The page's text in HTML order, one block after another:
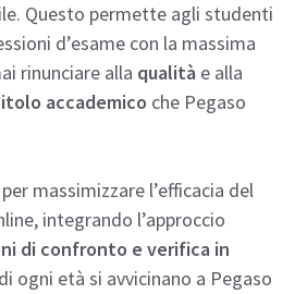
Questo permette agli studenti
d’esame con la massima
rinunciare alla qualità e alla
accademico che Pegaso
massimizzare l’efficacia del
integrando l’approccio
di confronto e verifica in
ogni età si avvicinano a Pegaso